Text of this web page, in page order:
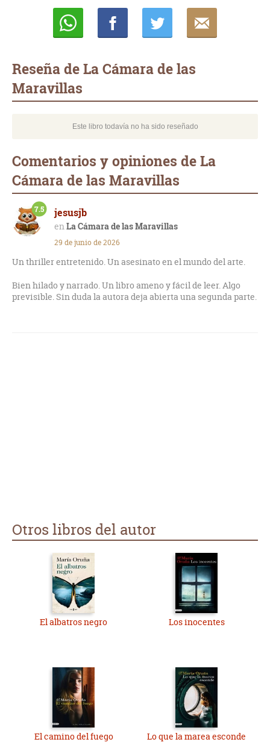
Reseña de La Cámara de las
Maravillas
Este libro todavía no ha sido reseñado
Comentarios y opiniones de La
Cámara de las Maravillas
jesusjb
La Cámara de las Maravillas
7.5
29 de junio de 2026
Un thriller entretenido. Un asesinato en el mundo del arte.
Bien hilado y narrado. Un libro ameno y fácil de leer. Algo
previsible. Sin duda la autora deja abierta una segunda parte.
Otros libros del autor
El albatros negro Los inocentes
El camino del fuego Lo que la marea esconde